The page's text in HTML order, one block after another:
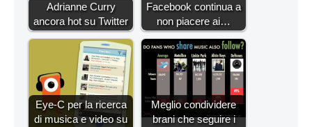
Adrianne Curry
ancora hot su Twitter
Facebook continua a
non piacere ai…
Eye-C per la ricerca
di musica e video su
Meglio condividere
brani che seguire i